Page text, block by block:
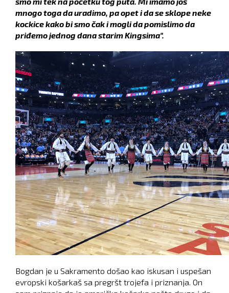
mnogo toga da uradimo, pa opet i da se sklope neke
kockice kako bi smo čak i mogli da pomislimo da
priđemo jednog dana starim Kingsima".
Bogdan je u Sakramento došao kao iskusan i uspešan
evropski košarkaš sa pregršt trojefa i priznanja. On